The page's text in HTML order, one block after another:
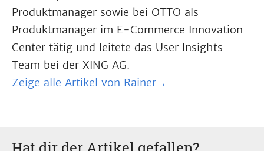
Produktmanager sowie bei OTTO als
Produktmanager im E-Commerce Innovation
Center tätig und leitete das User Insights
Team bei der XING AG.
Zeige alle Artikel von Rainer→